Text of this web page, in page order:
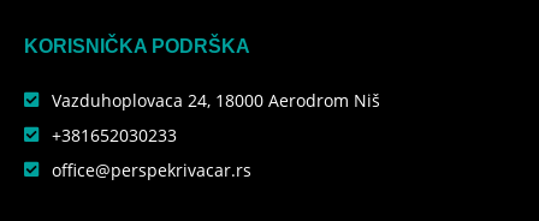
KORISNIČKA PODRŠKA​
Vazduhoplovaca 24, 18000 Aerodrom Niš
+381652030233
office@perspekrivacar.rs